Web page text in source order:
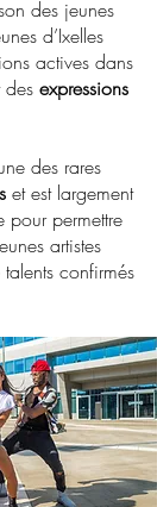
des jeunes
d’Ixelles
actives dans
des expressions
des rares
et est largement
pour permettre
artistes
confirmés